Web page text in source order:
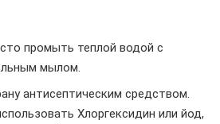
промыть теплой водой с
мылом.
антисептическим средством.
Хлоргексидин или йод,